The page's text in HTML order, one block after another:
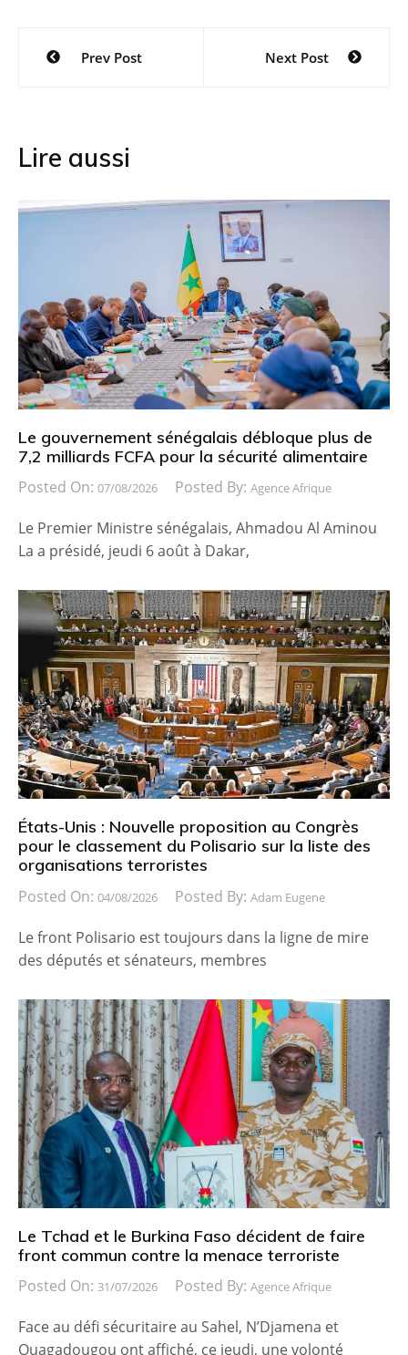
Navigation
Prev Post Next Post
Lire aussi
Le gouvernement sénégalais débloque plus de
7,2 milliards FCFA pour la sécurité alimentaire
Posted On: 07/08/2026 Posted By: Agence Afrique
Le Premier Ministre sénégalais, Ahmadou Al Aminou
La a présidé, jeudi 6 août à Dakar,
États-Unis : Nouvelle proposition au Congrès
pour le classement du Polisario sur la liste des
organisations terroristes
Posted On: 04/08/2026 Posted By: Adam Eugene
Le front Polisario est toujours dans la ligne de mire
des députés et sénateurs, membres
Le Tchad et le Burkina Faso décident de faire
front commun contre la menace terroriste
Posted On: 31/07/2026 Posted By: Agence Afrique
Face au défi sécuritaire au Sahel, N’Djamena et
Ouagadougou ont affiché, ce jeudi, une volonté